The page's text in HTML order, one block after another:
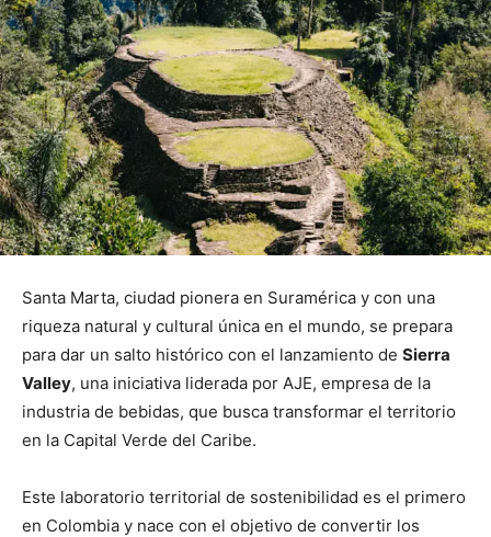
Santa Marta, ciudad pionera en Suramérica y con una
riqueza natural y cultural única en el mundo, se prepara
para dar un salto histórico con el lanzamiento de Sierra
Valley, una iniciativa liderada por AJE, empresa de la
industria de bebidas, que busca transformar el territorio
en la Capital Verde del Caribe.
Este laboratorio territorial de sostenibilidad es el primero
en Colombia y nace con el objetivo de convertir los